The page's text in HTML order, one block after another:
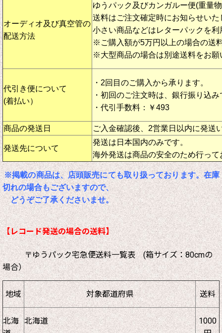
オーディオ及び真空管の
配送方法
ゆうパック及びカンガルー便(重量
送料はご注文確定時にお知らせいた
小さい商品などはレターパックを利
※ご購入額が5万円以上の場合の送
※大型商品の場合は別途送料をお願
代引き便について
(着払い）
・2回目のご購入から承ります。
・初回のご注文時は、銀行振り込
・代引手数料：￥493
商品の発送日 ご入金確認後、2営業日以内に発送
発送先について
発送は日本国内のみです。
海外発送は商品の安全のため行って
※掲載の商品は、店頭販売にても取り扱っております。在庫
切れの場合もございますので、
どうぞご了承くださいませ。
【レコード発送の場合の送料】
〒ゆうパック宅急便送料一覧表 (箱サイズ：80cmの
場合）
地域 対象都道府県 送料
北海 北海道
1000